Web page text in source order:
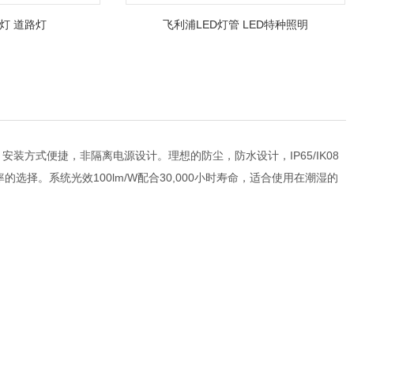
道路灯 飞利浦LED灯管 LED特种照明
安装方式便捷，非隔离电源设计。理想的防尘，防水设计，IP65/IK08
选择。系统光效100lm/W配合30,000小时寿命，适合使用在潮湿的